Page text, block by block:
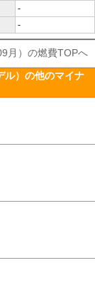
-
-
月）の燃費TOPへ
ル）の他のマイナ